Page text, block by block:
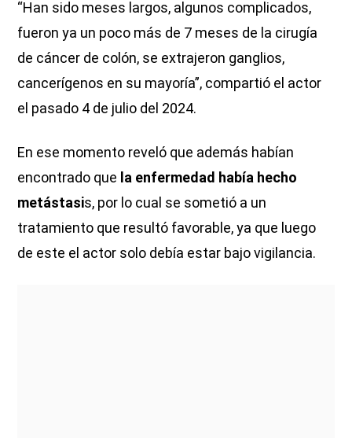
“Han sido meses largos, algunos complicados,
fueron ya un poco más de 7 meses de la cirugía
de cáncer de colón, se extrajeron ganglios,
cancerígenos en su mayoría”, compartió el actor
el pasado 4 de julio del 2024.
En ese momento reveló que además habían
encontrado que la enfermedad había hecho
metástasis, por lo cual se sometió a un
tratamiento que resultó favorable, ya que luego
de este el actor solo debía estar bajo vigilancia.